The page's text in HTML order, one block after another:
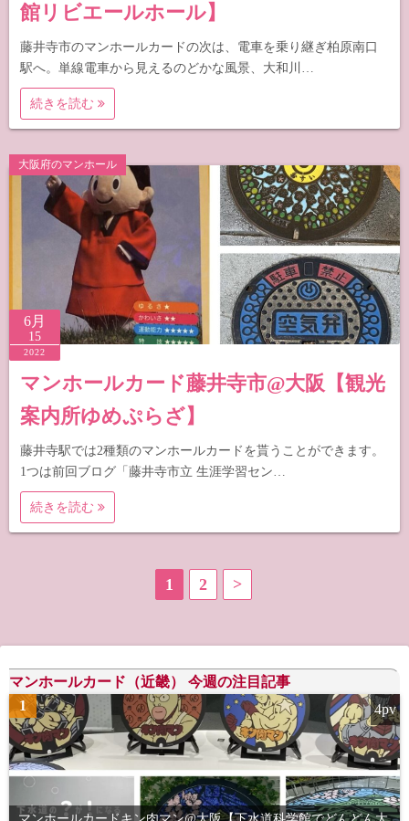
館リビエールホール】
藤井寺市のマンホールカードの次は、電車を乗り継ぎ柏原南口
駅へ。単線電車から見えるのどかな風景、大和川…
続きを読む
大阪府のマンホール
6月
15
2022
マンホールカード藤井寺市@大阪【観光
案内所ゆめぷらざ】
藤井寺駅では2種類のマンホールカードを貰うことができます。
1つは前回ブログ「藤井寺市立 生涯学習セン…
続きを読む
ペ
ー
ジ
1 2 >
マンホールカード（近畿） 今週の注目記事
1
4pv